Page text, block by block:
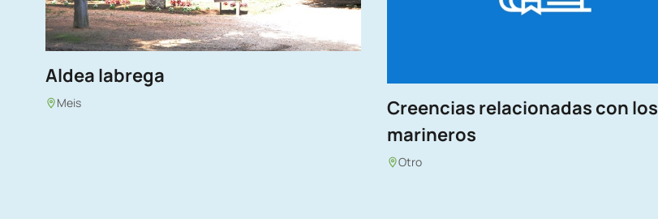
Aldea labrega
Meis
Creencias relacionadas con los
marineros
Otro